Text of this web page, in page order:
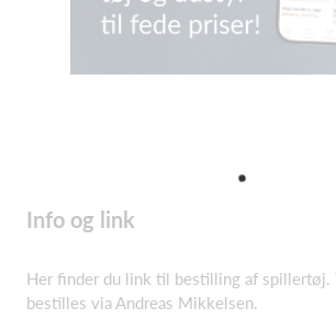
Info og link
Her finder du link til bestilling af spillertøj.
bestilles via Andreas Mikkelsen.